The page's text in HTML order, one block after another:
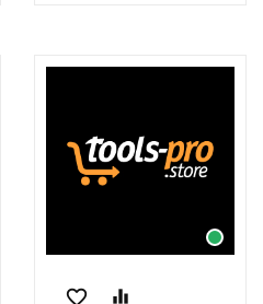
favorite_border equalizer